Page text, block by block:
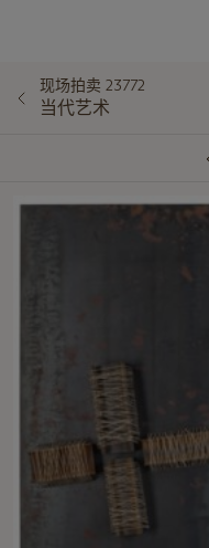
现场拍卖 23772
当代艺术